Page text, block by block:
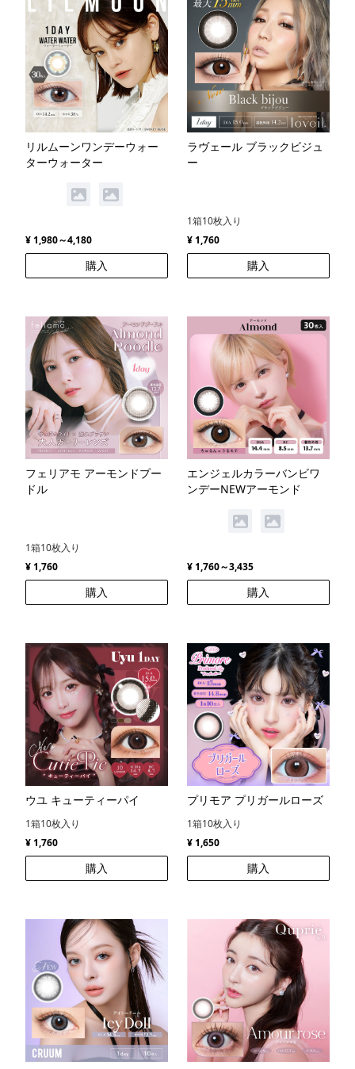
リルムーンワンデーウォー
ターウォーター
¥ 1,980～4,180
購入
ラヴェール ブラックビジュ
ー
1箱10枚入り
¥ 1,760
購入
フェリアモ アーモンドプー
ドル
1箱10枚入り
¥ 1,760
購入
エンジェルカラーバンビワ
ンデーNEWアーモンド
¥ 1,760～3,435
購入
ウユ キューティーパイ
1箱10枚入り
¥ 1,760
購入
プリモア プリガールローズ
1箱10枚入り
¥ 1,650
購入